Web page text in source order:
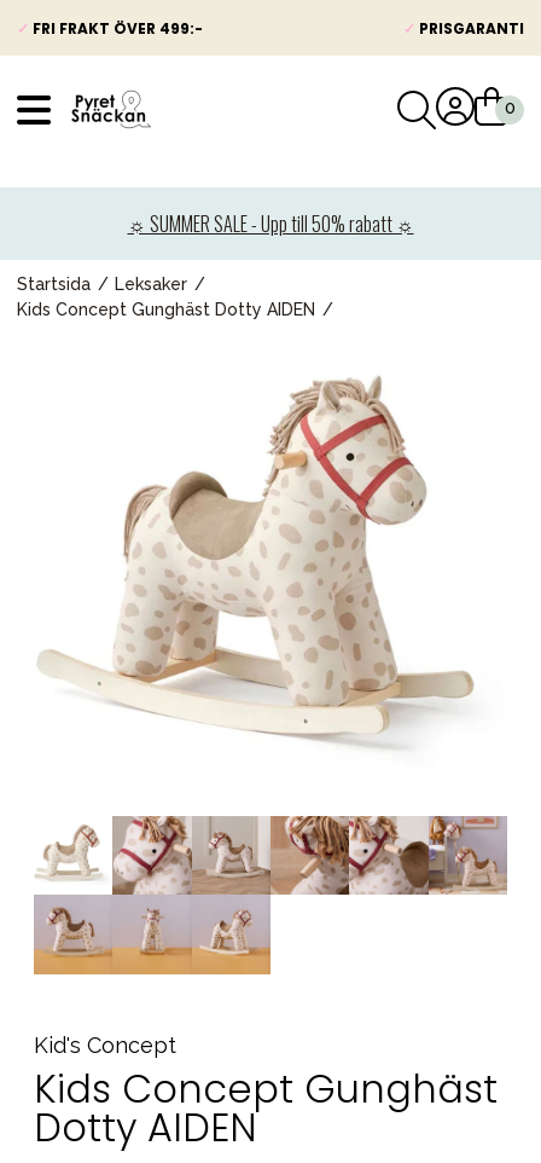
✓ FRI FRAKT ÖVER 499:- ✓ PRISGARANTI
☼ SUMMER SALE - Upp till 50% rabatt ☼
Startsida
Leksaker
Kids Concept Gunghäst Dotty AIDEN
Kid's Concept
Kids Concept Gunghäst
Dotty AIDEN
Barnvagnar
Bilbarnstolar
Barn & Baby
Leksaker
Förälder
Möbler & bädd
Tillbehör
Reservdelar
Kampanjer
Presenttips
Våra favoriter
Sol och bad Outlet
Guider
Kontakta oss
Uthyrning